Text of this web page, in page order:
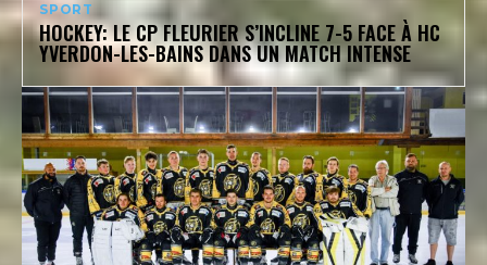
SPORT
HOCKEY: LE CP FLEURIER S’INCLINE 7-5 FACE À HC
YVERDON-LES-BAINS DANS UN MATCH INTENSE